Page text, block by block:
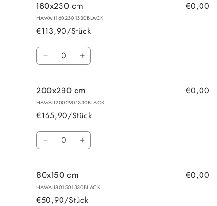
für
120x170
cm
für
120x170
cm
160x230 cm
HAWAII1602301330BLACK
€113,90/Stück
€0,00
Anzahl
Verringere
für
160x230
cm
Erhöhe
für
160x230
cm
200x290 cm
HAWAII2002901330BLACK
€165,90/Stück
€0,00
Anzahl
Verringere
für
200x290
cm
Erhöhe
200x290
cm
80x150 cm
HAWAII801501330BLACK
€50,90/Stück
€0,00